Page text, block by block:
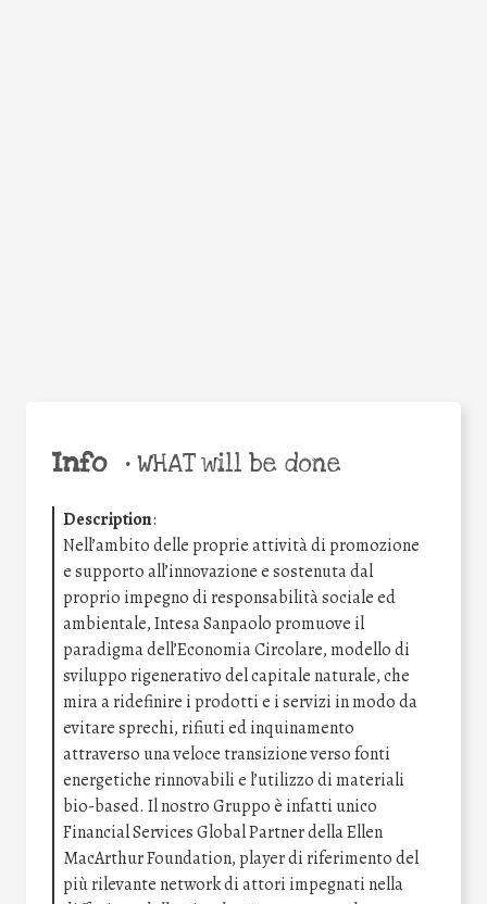
Info •WHAT will be done
Description:
Nell’ambito delle proprie attività di promozione
e supporto all’innovazione e sostenuta dal
proprio impegno di responsabilità sociale ed
ambientale, Intesa Sanpaolo promuove il
paradigma dell’Economia Circolare, modello di
sviluppo rigenerativo del capitale naturale, che
mira a ridefinire i prodotti e i servizi in modo da
evitare sprechi, rifiuti ed inquinamento
attraverso una veloce transizione verso fonti
energetiche rinnovabili e l’utilizzo di materiali
bio-based. Il nostro Gruppo è infatti unico
Financial Services Global Partner della Ellen
MacArthur Foundation, player di riferimento del
più rilevante network di attori impegnati nella